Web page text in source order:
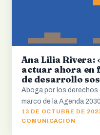
Ana Lilia Rivera:
actuar ahora en
de desarrollo
Aboga por los derechos
marco de la Agenda 2030.
13 DE OCTUBRE DE
COMUNICACIÓN